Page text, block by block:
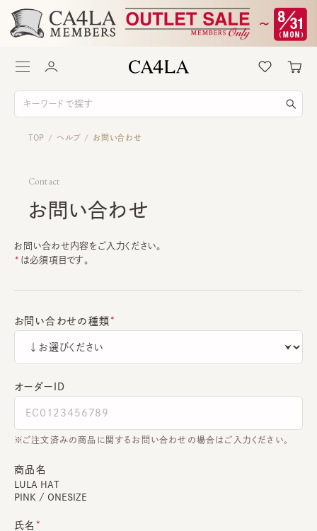
TOP / ヘルプ / お問い合わせ
Contact
お問い合わせ
お問い合わせ内容をご入力ください。
は必須項目です。
お問い合わせの種類
オーダーＩＤ
ご注文済みの商品に関するお問い合わせの場合はご入力ください。
商品名
LULA HAT
PINK / ONESIZE
氏名